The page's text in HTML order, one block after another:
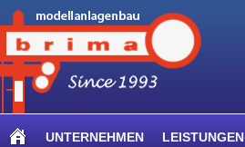
UNTERNEHMEN LEISTUNGEN